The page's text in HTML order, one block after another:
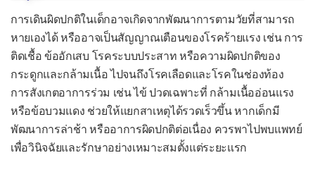
การเดินผิดปกติในเด็กอาจเกิดจากพัฒนาการตามวัยที่สามารถ
หายเองได้ หรืออาจเป็นสัญญาณเตือนของโรคร้ายแรง เช่น การ
ติดเชื้อ ข้ออักเสบ โรคระบบประสาท หรือความผิดปกติของ
กระดูกและกล้ามเนื้อ ไปจนถึงโรคเลือดและโรคในช่องท้อง
การสังเกตอาการร่วม เช่น ไข้ ปวดเฉพาะที่ กล้ามเนื้ออ่อนแรง
หรือข้อบวมแดง ช่วยให้แยกสาเหตุได้รวดเร็วขึ้น หากเด็กมี
พัฒนาการล่าช้า หรืออาการผิดปกติต่อเนื่อง ควรพาไปพบแพทย์
เพื่อวินิจฉัยและรักษาอย่างเหมาะสมตั้งแต่ระยะแรก